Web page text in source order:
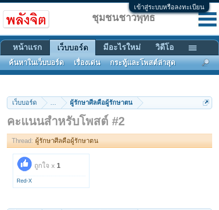
เข้าสู่ระบบหรือลงทะเบียน
เว็บบอร์ด ... ผู้รักษาศีลคือผู้รักษาตน
คะแนนสำหรับโพสต์ #2
Thread: ผู้รักษาศีลคือผู้รักษาตน
ถูกใจ x 1
Red-X
ชุมชนชาวพุทธ
หน้าแรก เว็บบอร์ด
ค้นหาในเว็บบอร์ด เรื่องเด่น กระทู้และโพสต์ล่าสุด
มีอะไรใหม่ วิดีโอ